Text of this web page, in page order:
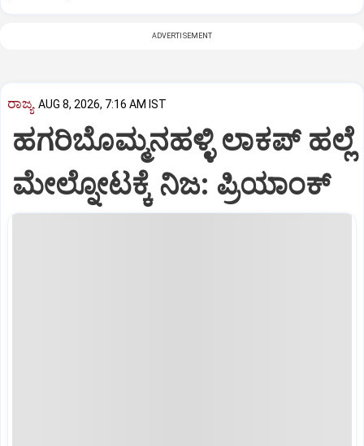
ADVERTISEMENT
ರಾಜ್ಯ AUG 8, 2026, 7:16 AM IST
ಹಗರಿಬೊಮ್ಮನಹಳ್ಳಿ ಲಾಕಪ್‌ ಹಲ್ಲೆ
ಮೇಲ್ನೋಟಕ್ಕೆ ನಿಜ: ಪ್ರಿಯಾಂಕ್‌